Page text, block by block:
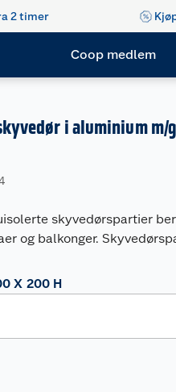
2 timer
Coop medlem
i aluminium m/
skyvedørspartier
og balkonger.
X 200 H